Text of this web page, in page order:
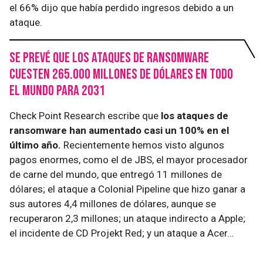
el 66% dijo que había perdido ingresos debido a un
ataque.
Se prevé que los ataques de ransomware
cuesten 265.000 millones de dólares en todo
el mundo para 2031
Check Point Research escribe que los ataques de
ransomware han aumentado casi un 100% en el
último año. Recientemente hemos visto algunos
pagos enormes, como el de JBS, el mayor procesador
de carne del mundo, que entregó 11 millones de
dólares; el ataque a Colonial Pipeline que hizo ganar a
sus autores 4,4 millones de dólares, aunque se
recuperaron 2,3 millones; un ataque indirecto a Apple;
el incidente de CD Projekt Red; y un ataque a Acer…